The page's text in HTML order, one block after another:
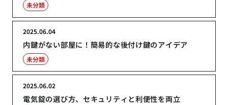
未分類
内鍵がない部屋に！簡易的な後付け鍵のアイデア
2025.06.04
未分類
電気錠の選び方、セキュリティと利便性を両立
2025.06.02